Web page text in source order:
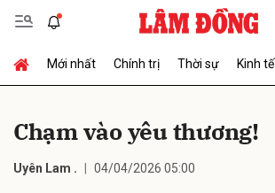
Mới nhất Chính trị Thời sự Kinh tế
Chạm vào yêu thương!
Uyên Lam . 04/04/2026 05:00
Gửi bình luận